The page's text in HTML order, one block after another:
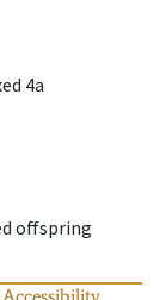
4a
offspring
Accessibility